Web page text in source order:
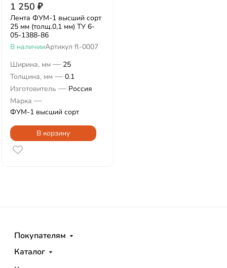
1 250 ₽
Лента ФУМ-1 высший сорт
25 мм (толщ.0,1 мм) ТУ 6-
05-1388-86
В наличииАртикул fl-0007
Ширина, мм — 25
Толщина, мм — 0.1
Изготовитель — Россия
Марка —
ФУМ-1 высший сорт
В корзину
Покупателям
Каталог